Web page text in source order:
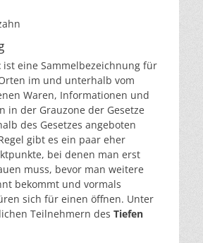
ist eine Sammelbezeichnung für
im und unterhalb vom
Waren, Informationen und
in der Grauzone der Gesetze
des Gesetzes angeboten
gibt es ein paar eher
bei denen man erst
muss, bevor man weitere
bekommt und vormals
sich für einen öffnen. Unter
Teilnehmern des Tiefen